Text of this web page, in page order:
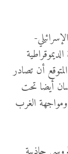
أن تصادر
أيضا تحت
الغرب